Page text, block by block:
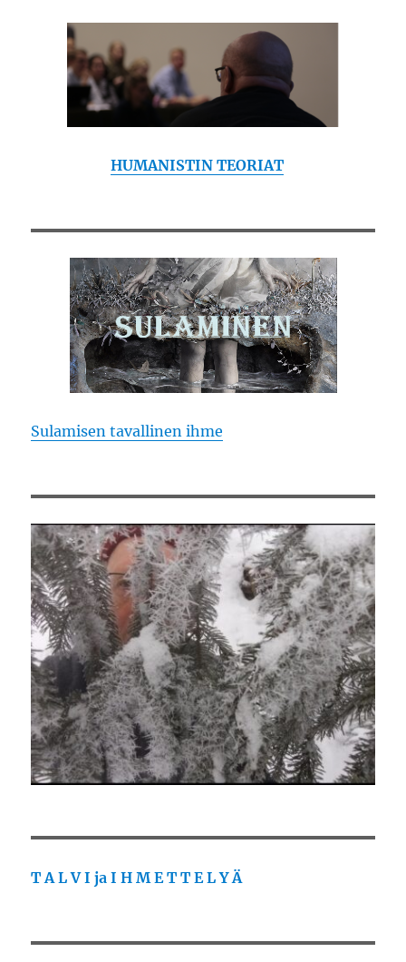
HUMANISTIN TEORIAT
Sulamisen tavallinen ihme
T A L V I ja I H M E T T E L Y Ä